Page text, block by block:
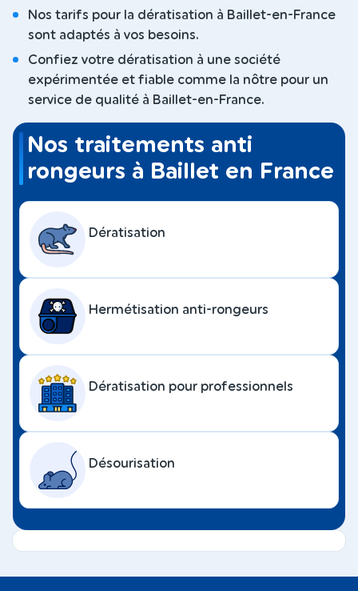
Nos tarifs pour la dératisation à Baillet-en-France
sont adaptés à vos besoins.
Confiez votre dératisation à une société
expérimentée et fiable comme la nôtre pour un
service de qualité à Baillet-en-France.
Nos traitements anti
rongeurs à Baillet en France
Dératisation
Hermétisation anti-rongeurs
Dératisation pour professionnels
Désourisation